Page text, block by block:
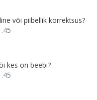
või piibellik korrektsus?
kes on beebi?